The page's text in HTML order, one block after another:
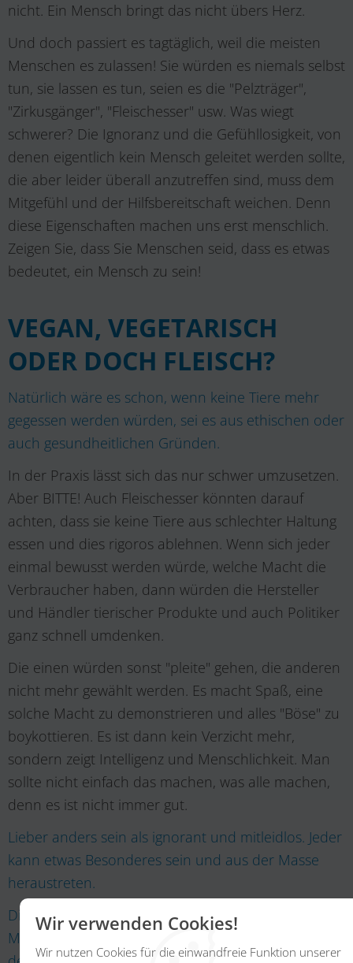
Wir verwenden Cookies!
Wir nutzen Cookies für die einwandfreie Funktion unserer
nicht. Ein Mensch bringt das nicht übers Herz.
Und doch passiert es tagtäglich, weil die meisten
Menschen es zulassen! Sie würden es niemals selbst
tun, sie lassen es tun, seien es die "Pelzträger",
"Zirkusgänger", "Fleischesser" usw. Was wiegt
schwerer? Die Ignoranz und die Gefühllosigkeit, von
denen eigentlich kein Mensch geleitet werden sollte,
die aber leider überall anzutreffen sind, muss dem
Mitgefühl und der Hilfsbereitschaft weichen. Denn
diese Eigenschaften machen uns erst menschlich.
Zeigen Sie, dass Sie Menschen seid, dass es etwas
bedeutet, ein Mensch zu sein!
VEGAN, VEGETARISCH
ODER DOCH FLEISCH?
Natürlich wäre es schon, wenn keine Tiere mehr
gegessen werden würden, sei es aus ethischen oder
auch gesundheitlichen Gründen.
In der Praxis lässt sich das nur schwer umzusetzen.
Aber BITTE! Auch Fleischesser könnten darauf
achten, dass sie keine Tiere aus schlechter Haltung
essen und dies rigoros ablehnen. Wenn sich jeder
einmal bewusst werden würde, welche Macht die
Verbraucher haben, dann würden die Hersteller
und Händler tierischer Produkte und auch Politiker
ganz schnell umdenken.
Die einen würden sonst "pleite" gehen, die anderen
nicht mehr gewählt werden. Es macht Spaß, eine
solche Macht zu demonstrieren und alles "Böse" zu
boykottieren. Es ist dann kein Verzicht mehr,
sondern zeigt Intelligenz und Menschlichkeit. Man
sollte nicht einfach das machen, was alle machen,
denn es ist nicht immer gut.
Lieber anders sein als ignorant und mitleidlos. Jeder
kann etwas Besonderes sein und aus der Masse
heraustreten.
Die Zang - Stiftung für Tiere - gegen das Böse im
Menschen eine Stiftung für Tiere. Wir widmen uns